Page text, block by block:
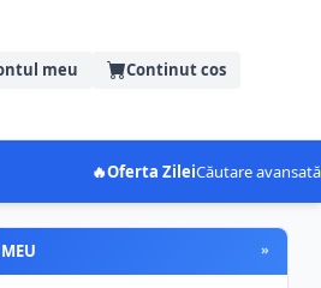
meu Continut cos
🔥Oferta ZileiCăutare avansată
»